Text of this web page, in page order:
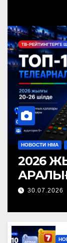
НОВОСТИ НМА
2026
30.07.2026